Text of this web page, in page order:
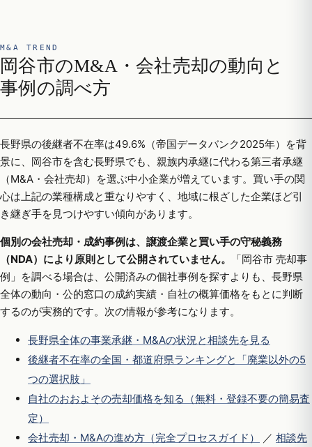
M&A TREND
岡谷市のM&A・会社売却の動向と
事例の調べ方
長野県の後継者不在率は49.6%（帝国データバンク2025年）を背
景に、岡谷市を含む長野県でも、親族内承継に代わる第三者承継
（M&A・会社売却）を選ぶ中小企業が増えています。買い手の関
心は上記の業種構成と重なりやすく、地域に根ざした企業ほど引
き継ぎ手を見つけやすい傾向があります。
個別の会社売却・成約事例は、譲渡企業と買い手の守秘義務
（NDA）により原則として公開されていません。
「岡谷市 売却事
例」を調べる場合は、公開済みの個社事例を探すよりも、長野県
全体の動向・公的窓口の成約実績・自社の概算価格をもとに判断
するのが実務的です。次の情報が参考になります。
長野県全体の事業承継・M&Aの状況と相談先を見る
後継者不在率の全国・都道府県ランキングと「廃業以外の5
つの選択肢」
自社のおおよその売却価格を知る（無料・登録不要の簡易査
定）
会社売却・M&Aの進め方（完全プロセスガイド）
／ 相談先